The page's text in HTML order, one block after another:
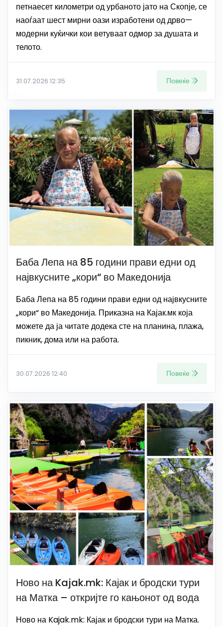
петнаесет километри од урбаното јато на Скопје, се
наоѓаат шест мирни оази изработени од дрво—
модерни куќички кои ветуваат одмор за душата и
телото.
31.07.2026 12:35 Повеќе
Баба Лепа на 85 години прави едни од
највкусните „кори“ во Македонија
Баба Лепа на 85 години прави едни од највкусните
„кори“ во Македонија. Приказна на Кајак.мк која
можете да ја читате додека сте на планина, плажа,
пикник, дома или на работа.
30.07.2026 12:40 Повеќе
Ново на Kajak.mk: Кајак и бродски тури
на Матка – откријте го кањонот од вода
Ново на Kajak.mk: Кајак и бродски тури на Матка.